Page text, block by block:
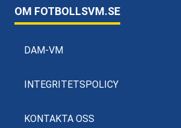
OM FOTBOLLSVM.SE
DAM-VM
INTEGRITETSPOLICY
KONTAKTA OSS